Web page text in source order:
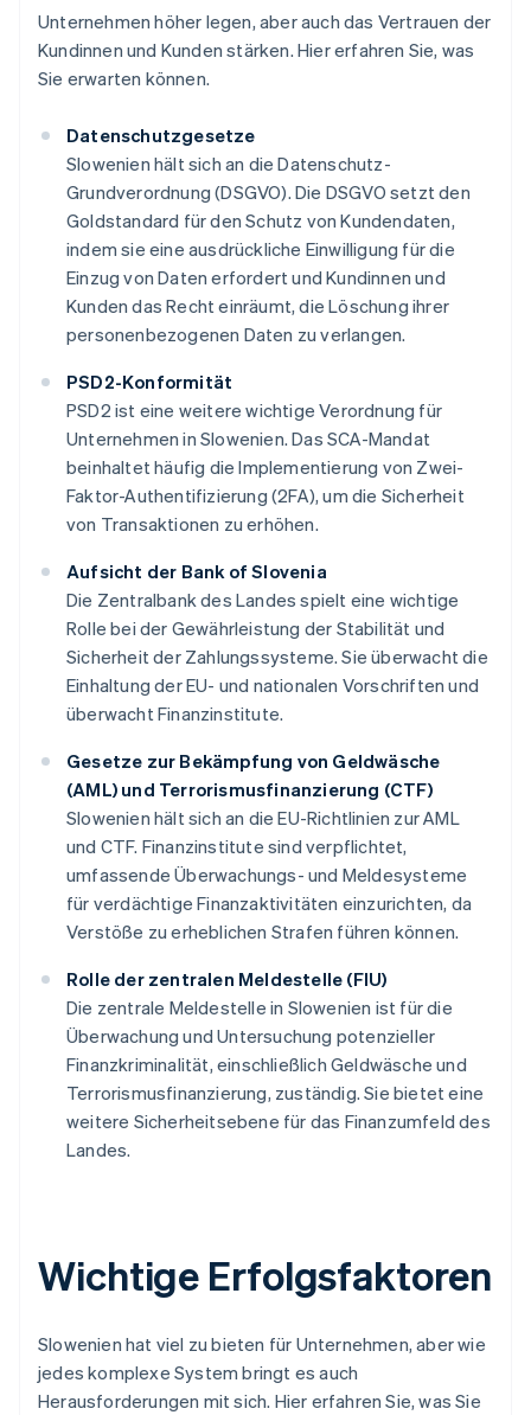
Unternehmen höher legen, aber auch das Vertrauen der
Kundinnen und Kunden stärken. Hier erfahren Sie, was
Sie erwarten können.
Datenschutzgesetze
Slowenien hält sich an die Datenschutz-
Grundverordnung (DSGVO). Die DSGVO setzt den
Goldstandard für den Schutz von Kundendaten,
indem sie eine ausdrückliche Einwilligung für die
Einzug von Daten erfordert und Kundinnen und
Kunden das Recht einräumt, die Löschung ihrer
personenbezogenen Daten zu verlangen.
PSD2-Konformität
PSD2 ist eine weitere wichtige Verordnung für
Unternehmen in Slowenien. Das SCA-Mandat
beinhaltet häufig die Implementierung von Zwei-
Faktor-Authentifizierung (2FA), um die Sicherheit
von Transaktionen zu erhöhen.
Aufsicht der Bank of Slovenia
Die Zentralbank des Landes spielt eine wichtige
Rolle bei der Gewährleistung der Stabilität und
Sicherheit der Zahlungssysteme. Sie überwacht die
Einhaltung der EU- und nationalen Vorschriften und
überwacht Finanzinstitute.
Gesetze zur Bekämpfung von Geldwäsche
(AML) und Terrorismusfinanzierung (CTF)
Slowenien hält sich an die EU-Richtlinien zur AML
und CTF. Finanzinstitute sind verpflichtet,
umfassende Überwachungs- und Meldesysteme
für verdächtige Finanzaktivitäten einzurichten, da
Verstöße zu erheblichen Strafen führen können.
Rolle der zentralen Meldestelle (FIU)
Die zentrale Meldestelle in Slowenien ist für die
Überwachung und Untersuchung potenzieller
Finanzkriminalität, einschließlich Geldwäsche und
Terrorismusfinanzierung, zuständig. Sie bietet eine
weitere Sicherheitsebene für das Finanzumfeld des
Landes.
Wichtige Erfolgsfaktoren
Slowenien hat viel zu bieten für Unternehmen, aber wie
jedes komplexe System bringt es auch
Herausforderungen mit sich. Hier erfahren Sie, was Sie